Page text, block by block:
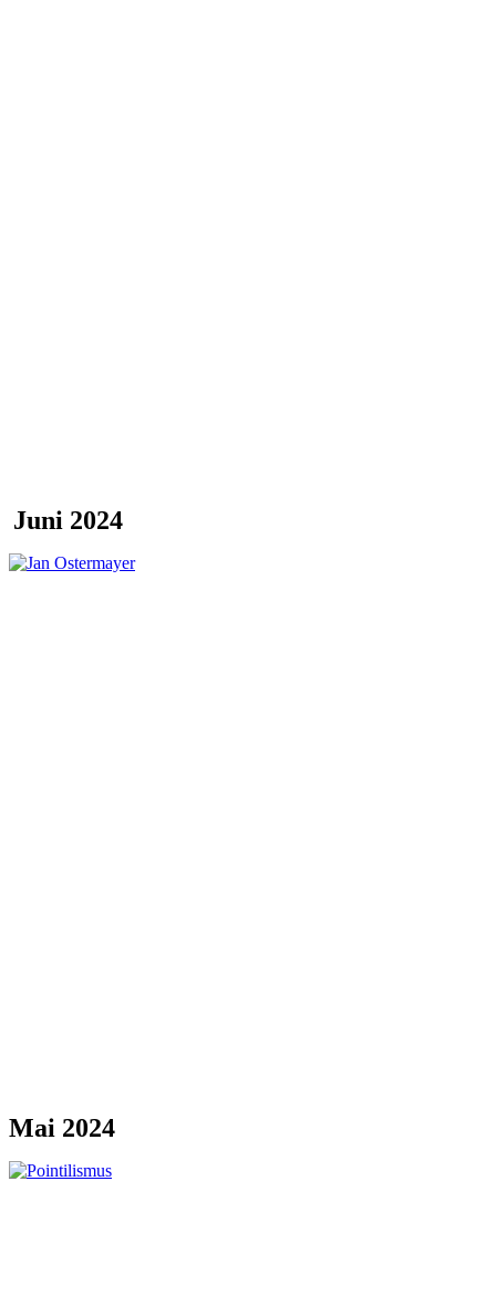
Juni 2024
Mai 2024